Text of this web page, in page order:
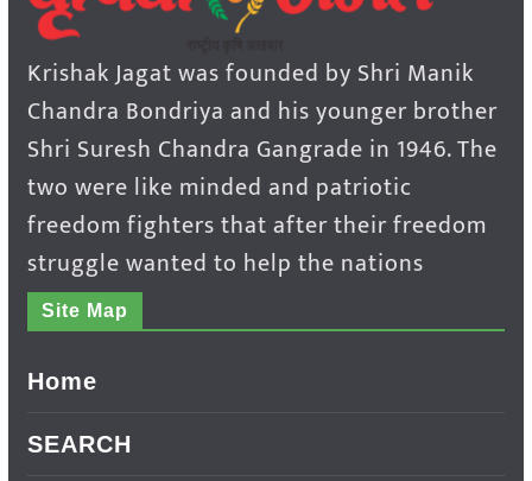
Krishak Jagat was founded by Shri Manik
Chandra Bondriya and his younger brother
Shri Suresh Chandra Gangrade in 1946. The
two were like minded and patriotic
freedom fighters that after their freedom
struggle wanted to help the nations
Site Map
Home
SEARCH